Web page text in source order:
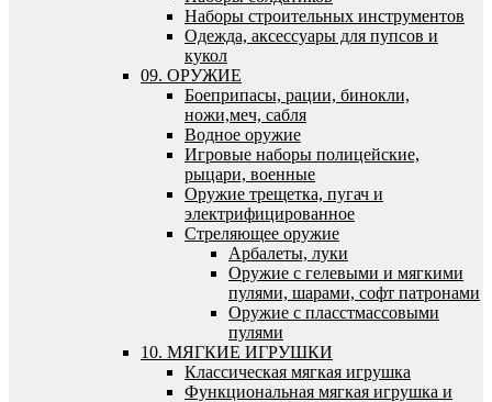
Наборы строительных инструментов
Одежда, аксессуары для пупсов и
кукол
09. ОРУЖИЕ
Боеприпасы, рации, бинокли,
ножи,меч, сабля
Водное оружие
Игровые наборы полицейские,
рыцари, военные
Оружие трещетка, пугач и
электрифицированное
Стреляющее оружие
Арбалеты, луки
Оружие с гелевыми и мягкими
пулями, шарами, софт патронами
Оружие с пласстмассовыми
пулями
10. МЯГКИЕ ИГРУШКИ
Классическая мягкая игрушка
Функциональная мягкая игрушка и